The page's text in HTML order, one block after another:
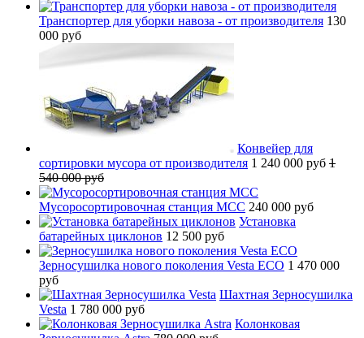
Транспортер для уборки навоза - от производителя 130
000 руб
Конвейер для
сортировки мусора от производителя 1 240 000 руб 1
540 000 руб
Мусоросортировочная станция МСС 240 000 руб
Установка
батарейных циклонов 12 500 руб
Зерносушилка нового поколения Vesta ECO 1 470 000
руб
Шахтная Зерносушилка
Vesta 1 780 000 руб
Колонковая